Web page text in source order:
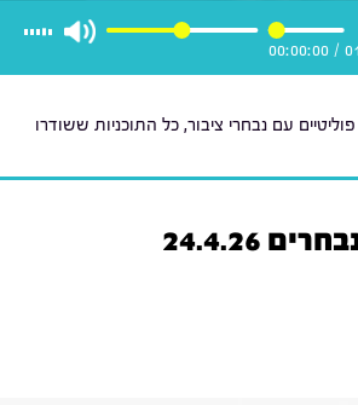
/
00:00:00
עם נבחרי ציבור, כל התוכניות ששודרו
24.4.26